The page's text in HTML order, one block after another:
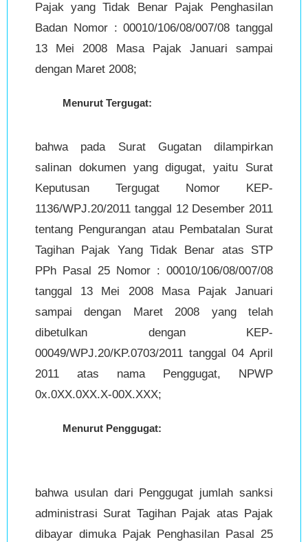
Pajak yang Tidak Benar Pajak Penghasilan
Badan Nomor : 00010/106/08/007/08 tanggal
13 Mei 2008 Masa Pajak Januari sampai
dengan Maret 2008;
Menurut Tergugat:
bahwa pada Surat Gugatan dilampirkan
salinan dokumen yang digugat, yaitu Surat
Keputusan Tergugat Nomor KEP-
1136/WPJ.20/2011 tanggal 12 Desember 2011
tentang Pengurangan atau Pembatalan Surat
Tagihan Pajak Yang Tidak Benar atas STP
PPh Pasal 25 Nomor : 00010/106/08/007/08
tanggal 13 Mei 2008 Masa Pajak Januari
sampai dengan Maret 2008 yang telah
dibetulkan dengan KEP-
00049/WPJ.20/KP.0703/2011 tanggal 04 April
2011 atas nama Penggugat, NPWP
0x.0XX.0XX.X-00X.XXX;
Menurut Penggugat:
bahwa usulan dari Penggugat jumlah sanksi
administrasi Surat Tagihan Pajak atas Pajak
dibayar dimuka Pajak Penghasilan Pasal 25